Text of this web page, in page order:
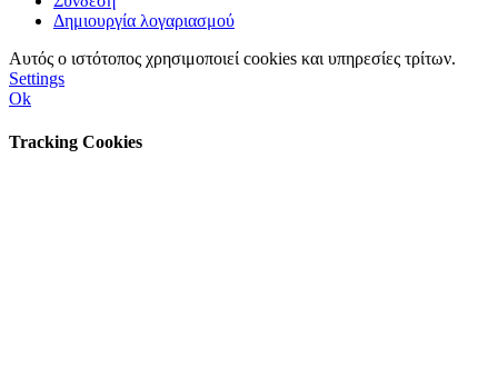
Δημιουργία λογαριασμού
Αυτός ο ιστότοπος χρησιμοποιεί cookies και υπηρεσίες τρίτων.
Settings
Ok
Tracking Cookies